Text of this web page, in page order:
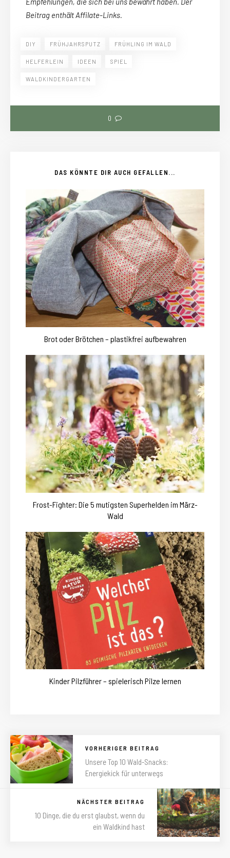
Beitrag enthält Affilate-Links.
DIY FRÜHJAHRSPUTZ FRÜHLING IM WALD
HELFERLEIN IDEEN SPIEL
WALDKINDERGARTEN
0
DAS KÖNNTE DIR AUCH GEFALLEN...
Brot oder Brötchen – plastikfrei aufbewahren
Frost-Fighter: Die 5 mutigsten Superhelden im März-
Wald
Kinder Pilzführer – spielerisch Pilze lernen
VORHERIGER BEITRAG
Unsere Top 10 Wald-Snacks:
Energiekick für unterwegs
NÄCHSTER BEITRAG
10 Dinge, die du erst glaubst, wenn du
ein Waldkind hast